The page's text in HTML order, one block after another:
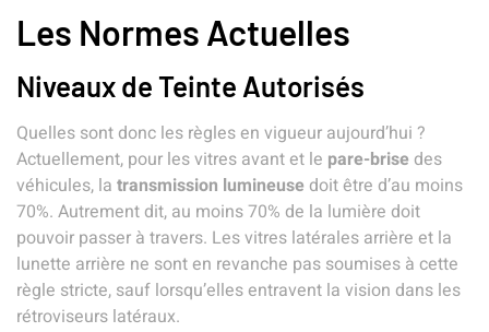
Les Normes Actuelles
Niveaux de Teinte Autorisés
Quelles sont donc les règles en vigueur aujourd’hui ?
Actuellement, pour lesvitres avant et le pare-brise des
véhicules, la transmission lumineuse doit être d’au moins
70%. Autrement dit, au moins 70% de la lumière doit
pouvoir passer à travers. Lesvitres latérales arrière et la
lunette arrière ne sont en revanche pas soumises à cette
règle stricte, sauf lorsqu’elles entravent la vision dans les
rétroviseurs latéraux.